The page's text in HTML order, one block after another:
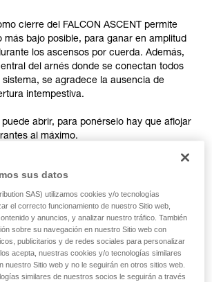
este complemento informativo.
estas técnicas requiere una formación
específico. Confirme a
un profesional su capacidad para
estas técnicas, solo y con total
antes de ejecutarlas de forma
de técnicas relacionadas con
Pueden existir otras que no
cierre del FALCON ASCENT permite
más bajo posible, para ganar en amplitud
los ascensos por cuerda. Además,
del arnés donde se conectan todos
sistema, se agradece la ausencia de
intempestiva.
abrir, para ponérselo hay que aflojar
al máximo.
sus datos
SAS) utilizamos cookies y/o tecnologías
el correcto funcionamiento de nuestro Sitio web,
y anuncios, y analizar nuestro tráfico. También
sobre su navegación en nuestro Sitio web con
publicitarios y de redes sociales para personalizar
acepta, nuestras cookies y/o tecnologías similares
nuestro Sitio web y no le seguirán en otros sitios web.
similares de nuestros socios le seguirán a través